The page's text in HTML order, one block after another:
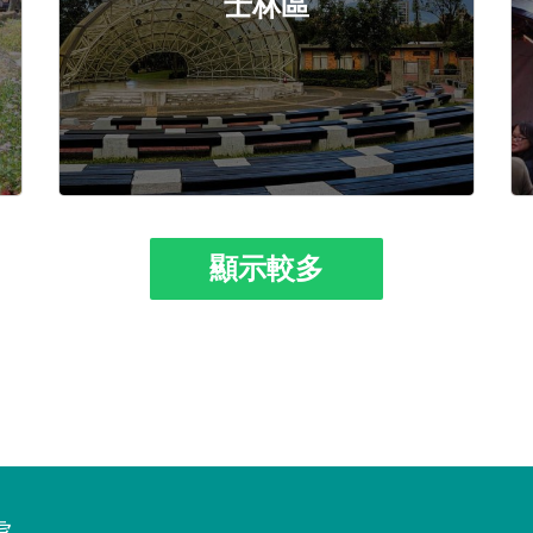
顯示較多